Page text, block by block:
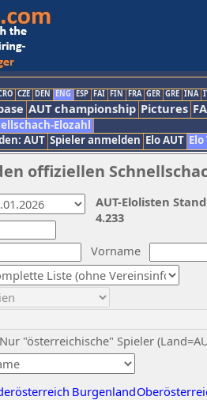
CZE DEN ENG ESP FAI FIN FRA GER GRE INA
AUT championship Pictures
Elozahl
AUT Spieler anmelden Elo AUT
offiziellen
Vorname
Nur "österreichische" Spieler
Burgenland
AUT-Elolisten
4.233